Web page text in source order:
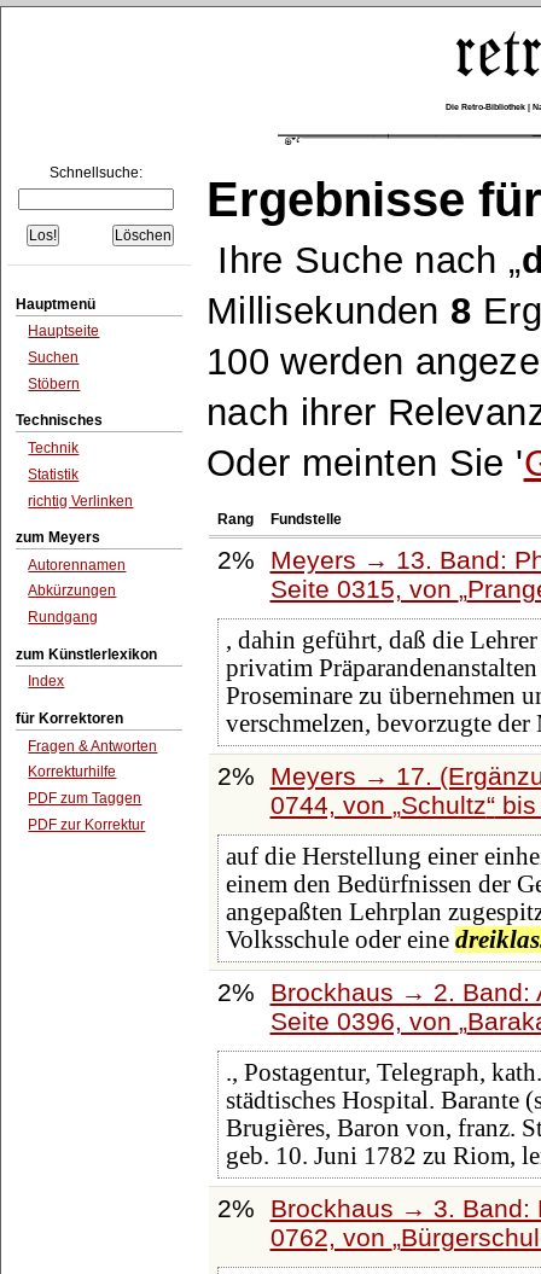
Die Retro-Bibliothek |
Schnellsuche:
Hauptmenü
Hauptseite
Suchen
Stöbern
Technisches
Technik
Statistik
richtig Verlinken
zum Meyers
Autorennamen
Abkürzungen
Rundgang
zum Künstlerlexikon
Index
für Korrektoren
Fragen & Antworten
Korrekturhilfe
PDF zum Taggen
PDF zur Korrektur
Ergebnisse
Ihre Suche nach
Millisekunden 8
100 werden
nach ihrer
Oder meinten Sie '
Rang Fundstelle
2%
Meyers → 13. Band:
Seite 0315, von
, dahin geführt, daß die
privatim
Proseminare zu übernehmen
verschmelzen, bevorzugte
2%
Meyers → 17.
0744, von Schultz
auf die Herstellung einer
einem den Bedürfnissen der
angepaßten Lehrplan
Volksschule oder eine
2%
Brockhaus → 2. Band:
Seite 0396, von
., Postagentur, Telegraph,
städtisches Hospital. Barante
Brugières, Baron von, franz.
geb. 10. Juni 1782 zu Riom,
2%
Brockhaus → 3. Band:
0762, von